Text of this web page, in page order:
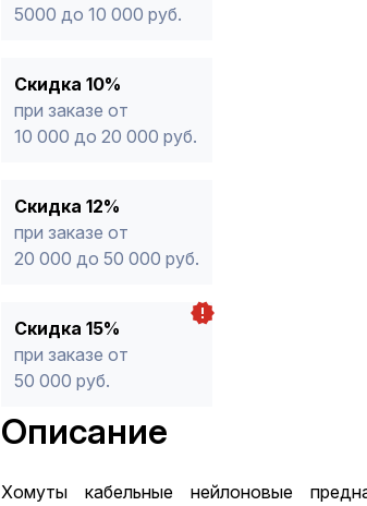
5000 до 10 000 руб.
Скидка 10%
при заказе от
10 000 до 20 000 руб.
Скидка 12%
при заказе от
20 000 до 50 000 руб.
Скидка 15%
при заказе от
50 000 руб.
Описание
Хомуты кабельные нейлоновые